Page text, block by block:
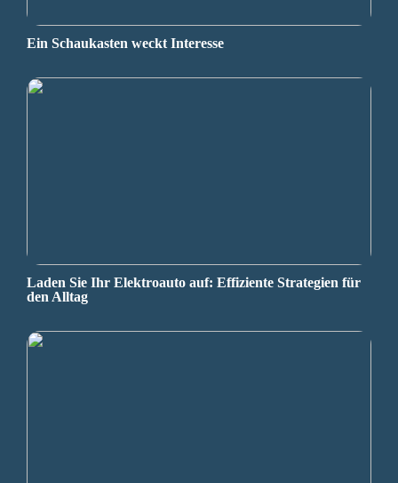
Ein Schaukasten weckt Interesse
Laden Sie Ihr Elektroauto auf: Effiziente Strategien für
den Alltag